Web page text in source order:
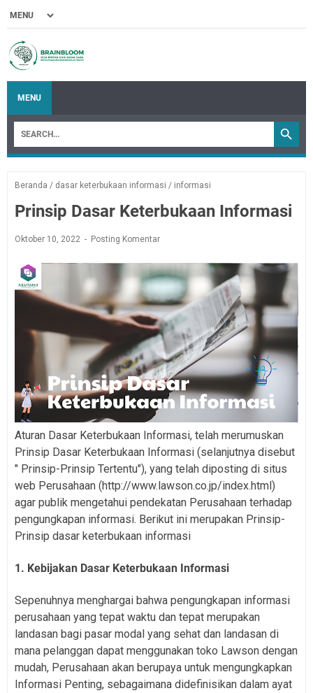
MENU
Beranda / dasar keterbukaan informasi / informasi
Prinsip Dasar Keterbukaan Informasi
Oktober 10, 2022 Posting Komentar
Aturan Dasar Keterbukaan Informasi, telah merumuskan
Prinsip Dasar Keterbukaan Informasi (selanjutnya disebut
" Prinsip-Prinsip Tertentu"), yang telah diposting di situs
web Perusahaan (http://www.lawson.co.jp/index.html)
agar publik mengetahui pendekatan Perusahaan terhadap
pengungkapan informasi. Berikut ini merupakan Prinsip-
Prinsip dasar keterbukaan informasi
1. Kebijakan Dasar Keterbukaan Informasi
Sepenuhnya menghargai bahwa pengungkapan informasi
perusahaan yang tepat waktu dan tepat merupakan
landasan bagi pasar modal yang sehat dan landasan di
mana pelanggan dapat menggunakan toko Lawson dengan
mudah, Perusahaan akan berupaya untuk mengungkapkan
Informasi Penting, sebagaimana didefinisikan dalam ayat